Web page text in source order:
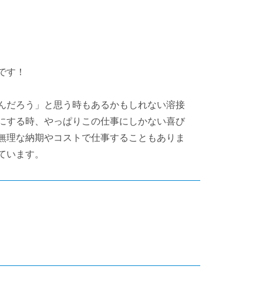
す！
だろう」と思う時もあるかもしれない溶接
する時、やっぱりこの仕事にしかない喜び
な納期やコストで仕事することもありま
ます。